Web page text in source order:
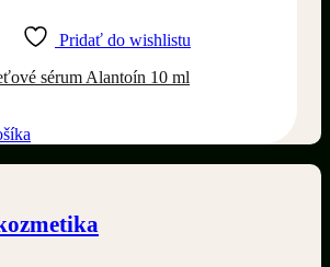
Pridať do wishlistu
sérum Alantoín 10 ml